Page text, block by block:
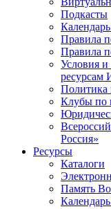
Подкасты
Правила
Правила
Условия и
ресурсам
Политика
Клубы по
Россия»
Ресурсы
Каталоги
Память